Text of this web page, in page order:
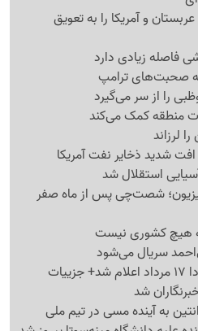
و آمریکا را به تعویق
فاصله زیادی دارد
صحبت‌های ترامپ
را از سر می‌گیرد
منطقه کمک می‌کند
لرزاند
افت شدید ذخایر نفت آمریکا
استقلال شد
شصت‌چی پس از ماه صفر
هیچ کشوری نیست
سریال می‌شود
شد
به آینده مسی در تیم ملی